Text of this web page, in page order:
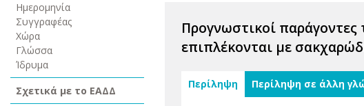
Ημερομηνία
Συγγραφέας
Χώρα
Γλώσσα
Ίδρυμα
Σχετικά με το ΕΑΔΔ
Προγνωστικοί
επιπλέκονται με
Περίληψη Περίληψη σε άλλη